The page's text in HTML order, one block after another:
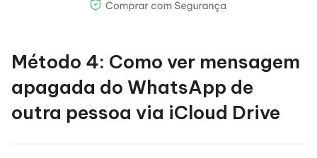
Método 4: Como ver mensagem
apagada do WhatsApp de
outra pessoa via iCloud Drive